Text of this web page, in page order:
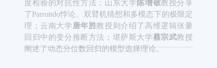
理；云南大学唐年胜 教授则介绍了高维逻辑张量
回归中的变分推断方法；堪萨斯大学蔡宗武教授
阐述了动态分位数回归的模型选择理论。